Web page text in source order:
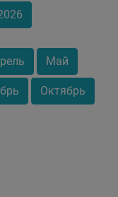
Май
Октябрь